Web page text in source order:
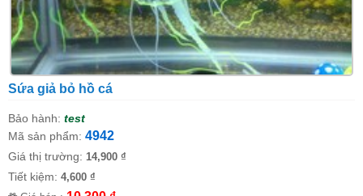
Sứa giả bỏ hồ cá
Bảo hành: test
Mã sản phẩm: 4942
Giá thị trường: 14,900 ₫
Tiết kiệm: 4,600 ₫